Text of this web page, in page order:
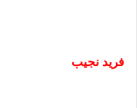
فريد نجيب